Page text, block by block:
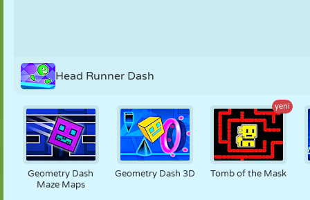
Head Runner Dash
Geometry Dash
Maze Maps
Geometry Dash 3D
yeni
Tomb of the Mask